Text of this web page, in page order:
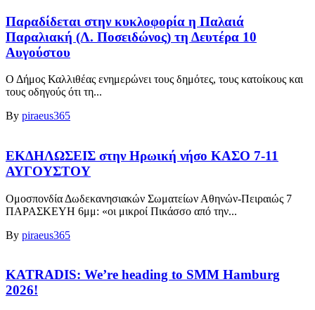
Παραδίδεται στην κυκλοφορία η Παλαιά
Παραλιακή (Λ. Ποσειδώνος) τη Δευτέρα 10
Αυγούστου
Ο Δήμος Καλλιθέας ενημερώνει τους δημότες, τους κατοίκους και
τους οδηγούς ότι τη...
By piraeus365
ΕΚΔΗΛΩΣΕΙΣ στην Ηρωική νήσο ΚΑΣΟ 7-11
ΑΥΓΟΥΣΤΟΥ
Ομοσπονδία Δωδεκανησιακών Σωματείων Αθηνών-Πειραιώς 7
ΠΑΡΑΣΚΕΥΗ 6μμ: «οι μικροί Πικάσσο από την...
By piraeus365
KATRADIS: We’re heading to SMM Hamburg
2026!